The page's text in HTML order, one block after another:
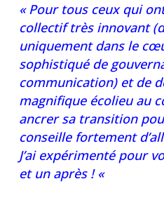
« Pour tous ceux qui
collectif très innovant
uniquement dans le
sophistiqué de
communication) et de
magnifique écolieu au
ancrer sa transition
conseille fortement
J’ai expérimenté pour
et un après ! «